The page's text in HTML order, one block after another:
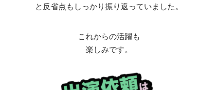
と反省点もしっかり振り返っていました。
これからの活躍も
楽しみです。